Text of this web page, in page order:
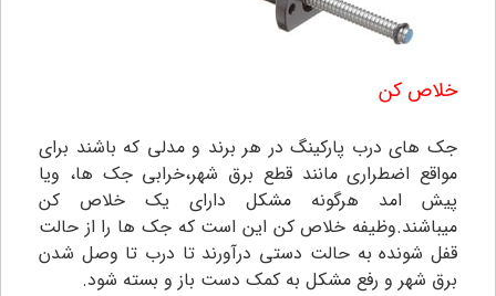
خلاص کن
جک های درب پارکینگ در هر برند و مدلی که باشند برای
مواقع اضطراری مانند قطع برق شهر،خرابی جک ها، ویا
پیش امد هرگونه مشکل دارای یک خلاص کن
میباشند.وظیفه خلاص کن این است که جک ها را از حالت
قفل شونده به حالت دستی درآورند تا درب تا وصل شدن
برق شهر و رفع مشکل به کمک دست باز و بسته شود.